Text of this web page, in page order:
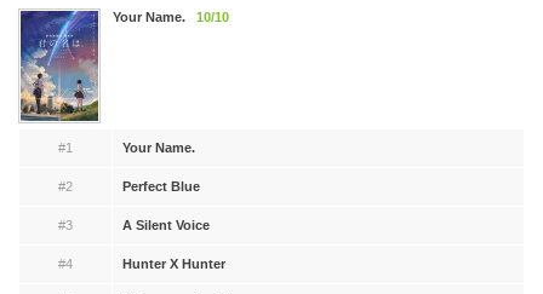
Your Name. 10/10
#1 Your Name.
#2 Perfect Blue
#3 A Silent Voice
#4 Hunter X Hunter